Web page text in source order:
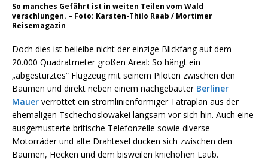
So manches Gefährt ist in weiten Teilen vom Wald
verschlungen. – Foto: Karsten-Thilo Raab / Mortimer
Reisemagazin
Doch dies ist beileibe nicht der einzige Blickfang auf dem
20.000 Quadratmeter großen Areal: So hängt ein
„abgestürztes“ Flugzeug mit seinem Piloten zwischen den
Bäumen und direkt neben einem nachgebauter Berliner
Mauer verrottet ein stromlinienförmiger Tatraplan aus der
ehemaligen Tschechoslowakei langsam vor sich hin. Auch eine
ausgemusterte britische Telefonzelle sowie diverse
Motorräder und alte Drahtesel ducken sich zwischen den
Bäumen, Hecken und dem bisweilen kniehohen Laub.